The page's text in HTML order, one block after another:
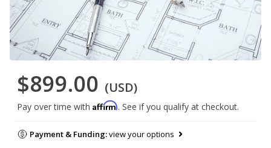
$899.00 (USD)
Pay over time with Affirm. See if you qualify at checkout.
Payment & Funding:view your options